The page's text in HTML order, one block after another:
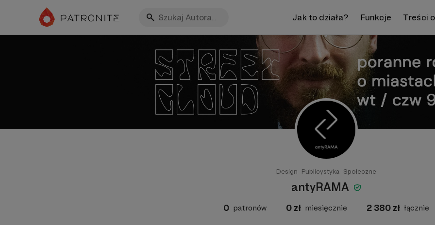
Jak to działa? Funkcje Treści
Design Publicystyka Społeczne
antyRAMA
0 patronów 0 zł miesięcznie 2 380 zł łącznie